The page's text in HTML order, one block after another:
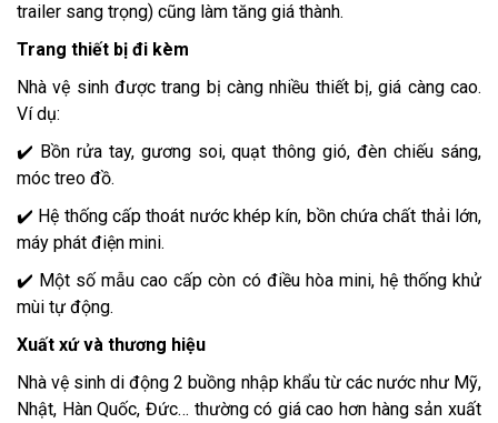
trailer sang trọng) cũng làm tăng giá thành.
Trang thiết bị đi kèm
Nhà vệ sinh được trang bị càng nhiều thiết bị, giá càng cao.
Ví dụ:
✔️ Bồn rửa tay, gương soi, quạt thông gió, đèn chiếu sáng,
móc treo đồ.
✔️ Hệ thống cấp thoát nước khép kín, bồn chứa chất thải lớn,
máy phát điện mini.
✔️ Một số mẫu cao cấp còn có điều hòa mini, hệ thống khử
mùi tự động.
Xuất xứ và thương hiệu
Nhà vệ sinh di động 2 buồng nhập khẩu từ các nước như Mỹ,
Nhật, Hàn Quốc, Đức… thường có giá cao hơn hàng sản xuất